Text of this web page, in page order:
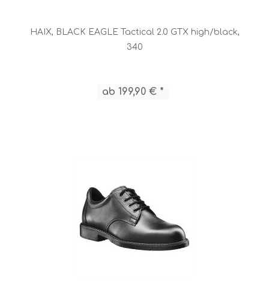
HAIX, BLACK EAGLE Tactical 2.0 GTX high/black,
340
ab 199,90 € *